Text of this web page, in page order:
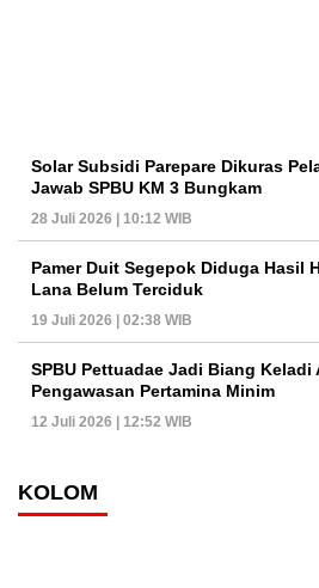
Solar Subsidi Parepare Dikuras
Jawab SPBU KM 3 Bungkam
28 Juli 2026 | 10:12 WIB
Pamer Duit Segepok Diduga Hasil
Lana Belum Terciduk
19 Juli 2026 | 02:38 WIB
SPBU Pettuadae Jadi Biang Keladi
Pengawasan Pertamina Minim
12 Juli 2026 | 12:52 WIB
KOLOM